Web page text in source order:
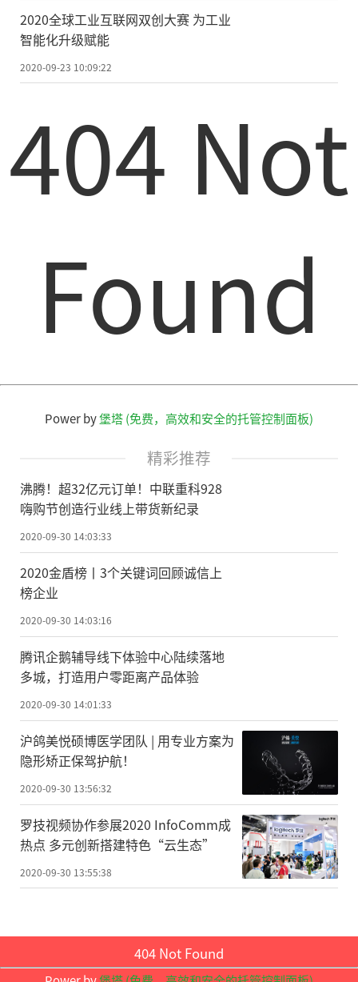
最近，德国柏林马克斯·波恩非线性光
学和超快光谱研究所(MBI)、瑞典乌普萨拉大
学和位于汉堡的欧洲X射线自由电子激光装置
像”技术，用来观察X射线与原子之间相互作
用的基本过程。该技术可以区分X射线范围内
的自发和受激拉曼散射(SRS)，使得人们几乎
可以对单个原子上受激拉曼散射进行自由地
为了测量实验中激发原子的散射，研究
人员将准直的氖原子超声束与XFEL光束成直
角相交。当X射线光子的能量与氖的俄歇跃迁
拉曼散射的影响。优化X射线的强度和光子能
量，则瞬态激发原子在自发衰减之前会与另
一个具有适当光子能量 的
用，产生受激拉曼散射，并沿入射光子的方
向发射光子。此过程需要来自X射线的两个光
的激发原子基本上不会发生偏转，在检测器
上显示为一条锐利的直线。
有望更好地了解原子级化学反应
论文第一作者，柏林马克斯·波恩研究
所的乌利·艾希曼教授解释说，在受激拉曼
散射过程中，两个光子沿与两个入射光子完
全相同的方向离开原子，原子不改变其动
量，也不改变其飞行方向。这与更频繁的线
性过程截然不同。在线性过程中，首先吸收
一个光子，然后发射另一个光子。由于发射
的光子通常以不同的方向发送，因此原子发
生偏转。通过观察原子的飞行方向，研究人
员能够清楚地将X射线激发的拉曼过程与其他
XFEL的迈克尔·迈耶博士解释说：“如
果将来我们将新方法与不同波长的X射线脉冲
2020全球工业互联网双创大赛 为工业
智能化升级赋能
2020-09-23 10:09:22
404 Not
Found
Power by堡塔 (免费，高效和安全的托管控制面板)
精彩推荐
沸腾！超32亿元订单！中联重科928
嗨购节创造行业线上带货新纪录
2020-09-30 14:03:33
2020金盾榜丨3个关键词回顾诚信上
榜企业
2020-09-30 14:03:16
腾讯企鹅辅导线下体验中心陆续落地
多城，打造用户零距离产品体验
2020-09-30 14:01:33
沪鸽美悦硕博医学团队 | 用专业方案为
隐形矫正保驾护航！
2020-09-30 13:56:32
罗技视频协作参展2020 InfoComm成
热点 多元创新搭建特色“云生态”
2020-09-30 13:55:38
404 Not Found